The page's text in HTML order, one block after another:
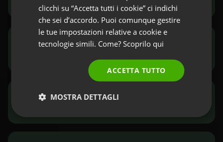
Manager e consulenti
Content creator
RUSSIAN
SPANISH
PORTUGUESE
clicchi su “Accetta tutti i cookie” ci indichi
che sei d’accordo. Puoi comunque gestire
le tue impostazioni relative a cookie e
tecnologie simili. Come? Scoprilo qui
ACCETTA TUTTO
MOSTRA DETTAGLI